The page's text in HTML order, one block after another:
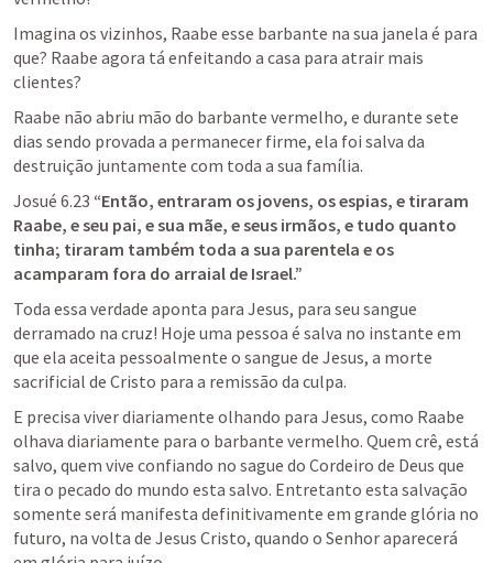
Imagina os vizinhos, Raabe esse barbante na sua janela é para
que? Raabe agora tá enfeitando a casa para atrair mais
clientes?
Raabe não abriu mão do barbante vermelho, e durante sete
dias sendo provada a permanecer firme, ela foi salva da
destruição juntamente com toda a sua família.
Josué 6.23 “Então, entraram os jovens, os espias, e tiraram
Raabe, e seu pai, e sua mãe, e seus irmãos, e tudo quanto
tinha; tiraram também toda a sua parentela e os
acamparam fora do arraial de Israel.”
Toda essa verdade aponta para Jesus, para seu sangue
derramado na cruz! Hoje uma pessoa é salva no instante em
que ela aceita pessoalmente o sangue de Jesus, a morte
sacrificial de Cristo para a remissão da culpa.
E precisa viver diariamente olhando para Jesus, como Raabe
olhava diariamente para o barbante vermelho. Quem crê, está
salvo, quem vive confiando no sague do Cordeiro de Deus que
tira o pecado do mundo esta salvo. Entretanto esta salvação
somente será manifesta definitivamente em grande glória no
futuro, na volta de Jesus Cristo, quando o Senhor aparecerá